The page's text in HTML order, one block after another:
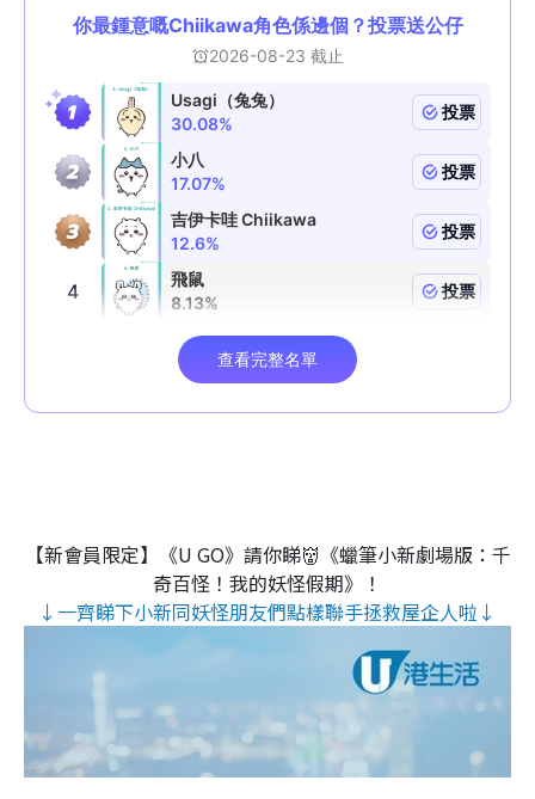
【新會員限定】《U GO》請你睇👹《蠟筆小新劇場版：千
奇百怪！我的妖怪假期》！
↓一齊睇下小新同妖怪朋友們點樣聯手拯救屋企人啦↓